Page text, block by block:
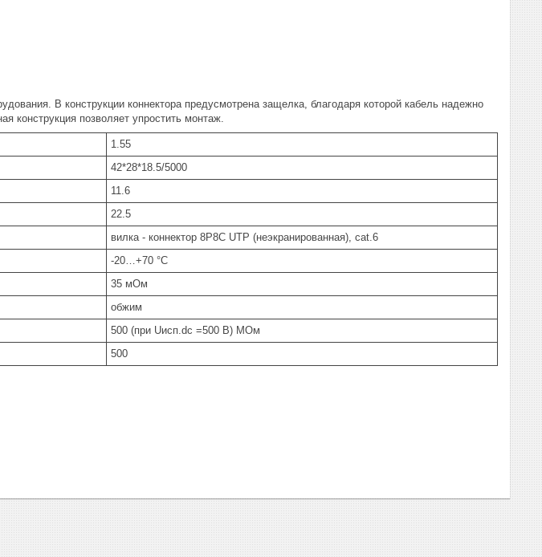
В конструкции коннектора предусмотрена защелка, благодаря которой кабель надежно
конструкция позволяет упростить монтаж.
1.55
42*28*18.5/5000
11.6
22.5
вилка - коннектор 8P8C UTP (неэкранированная), cat.6
-20…+70 °С
35 мОм
обжим
500 (при Uисп.dc =500 В) МОм
500